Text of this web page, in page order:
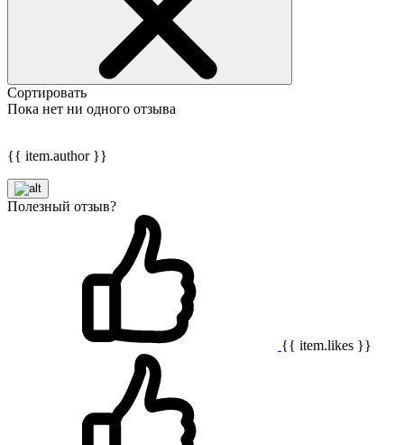
Сортировать
Пока нет ни одного отзыва
{{ item.author }}
Полезный отзыв?
{{ item.likes }}